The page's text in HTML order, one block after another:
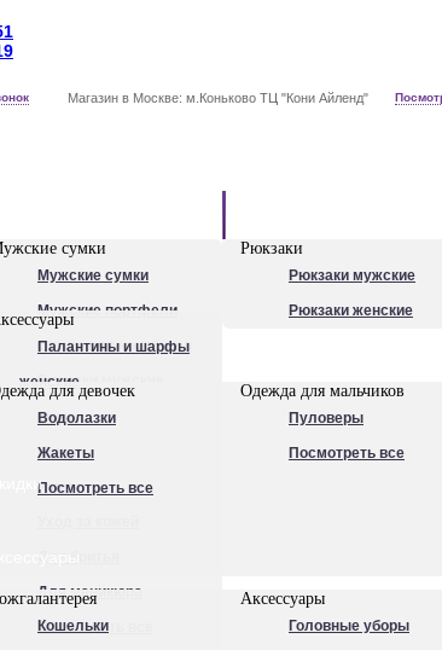
Магазин в Москве: м.Коньково ТЦ "Кони Айленд"
сумки
Мужские сумки
Мужские портфели
Сумки для ноутбуков
Рюкзаки мужские
Посмотреть все
Рюкзаки
Рюкзаки мужские
Рюкзаки женские
Палантины и шарфы
женские
Очки
Ножи
Ручки
Для маникюра
Посмотреть все
для девочек
Водолазки
Жакеты
Посмотреть все
Одежда для мальчиков
Пуловеры
Посмотреть все
Кошельки
Аксессуары
Головные уборы